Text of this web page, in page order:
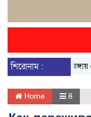
শিরোনাম :
ভাঙ্গায়
Home 8